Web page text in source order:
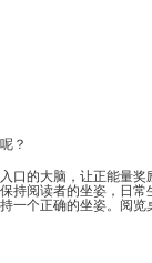
？
的大脑，让正能量
阅读者的坐姿，日常
个正确的坐姿。阅